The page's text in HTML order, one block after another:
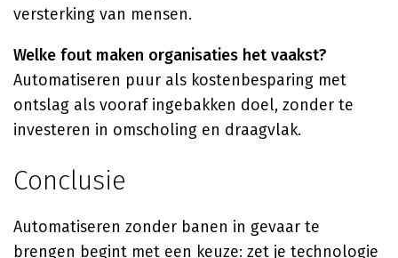
versterking van mensen.
Welke fout maken organisaties het vaakst?
Automatiseren puur als kostenbesparing met
ontslag als vooraf ingebakken doel, zonder te
investeren in omscholing en draagvlak.
Conclusie
Automatiseren zonder banen in gevaar te
brengen begint met een keuze: zet je technologie